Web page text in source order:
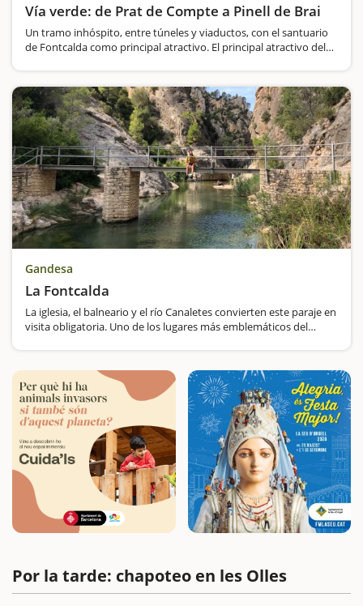
Vía verde: de Prat de Compte a Pinell de Brai
Un tramo inhóspito, entre túneles y viaductos, con el santuario
de Fontcalda como principal atractivo. El principal atractivo del
Gandesa
La Fontcalda
La iglesia, el balneario y el río Canaletes convierten este paraje en
visita obligatoria. Uno de los lugares más emblemáticos del
Por la tarde: chapoteo en les Olles